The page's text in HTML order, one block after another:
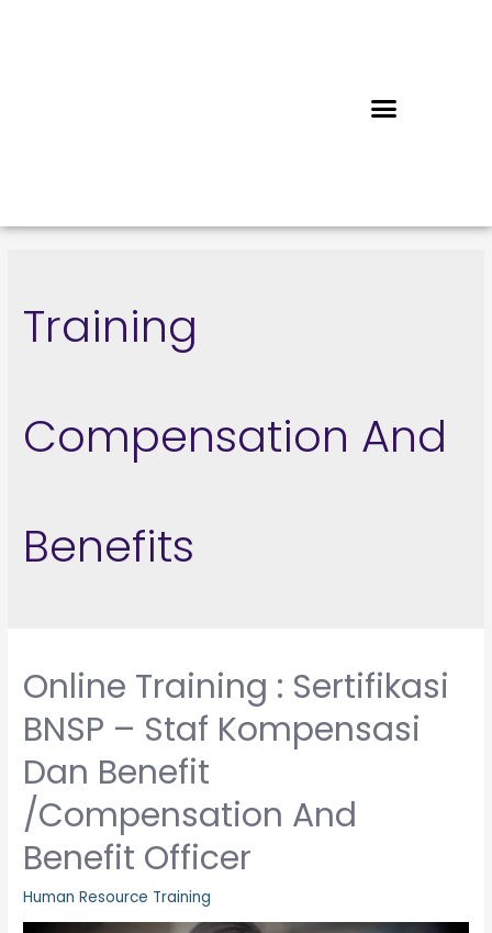
Training
Compensation And
Benefits
Online Training : Sertifikasi
BNSP – Staf Kompensasi
Dan Benefit
/Compensation And
Benefit Officer
Human Resource Training